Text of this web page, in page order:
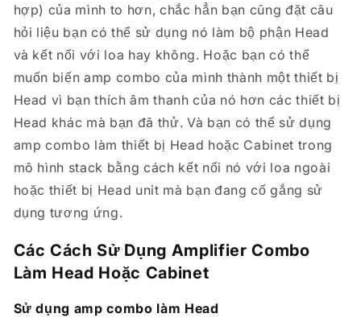
hợp) của mình to hơn, chắc hẳn bạn cũng đặt câu
hỏi liệu bạn có thể sử dụng nó làm bộ phận Head
và kết nối với loa hay không. Hoặc bạn có thể
muốn biến amp combo của mình thành một thiết bị
Head vì bạn thích âm thanh của nó hơn các thiết bị
Head khác mà bạn đã thử. Và bạn có thể sử dụng
amp combo làm thiết bị Head hoặc Cabinet trong
mô hình stack bằng cách kết nối nó với loa ngoài
hoặc thiết bị Head unit mà bạn đang cố gắng sử
dụng tương ứng.
Các Cách Sử Dụng Amplifier Combo
Làm Head Hoặc Cabinet
Sử dụng amp combo làm Head